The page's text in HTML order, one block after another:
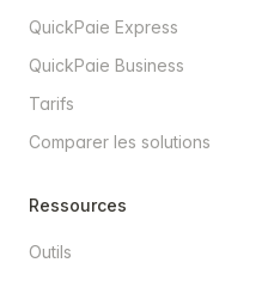
QuickPaie Express
QuickPaie Business
Tarifs
Comparer les solutions
Ressources
Outils